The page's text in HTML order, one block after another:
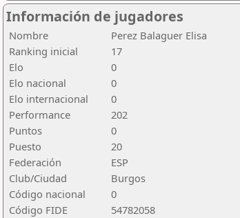
Información de jugadores
Nombre
Perez Balaguer Elisa
Ranking inicial
17
Elo
0
Elo nacional
0
Elo internacional
0
Performance
202
Puntos
0
Puesto
20
Federación
ESP
Club/Ciudad
Burgos
Código nacional
0
Código FIDE
54782058